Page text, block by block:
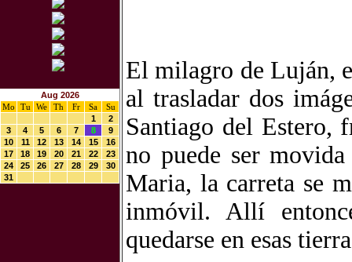
Aug 2026
Mo
Tu We Th Fr Sa
Su
1
2
3
4 5 6 7 8
9
10
11 12 13 14 15
16
17
18 19 20 21 22
23
24
25 26 27 28 29
30
31
El milagro de Luján,
al trasladar dos
Santiago del Estero,
no puede ser
Maria, la carreta se
inmóvil. Allí
quedarse en esas